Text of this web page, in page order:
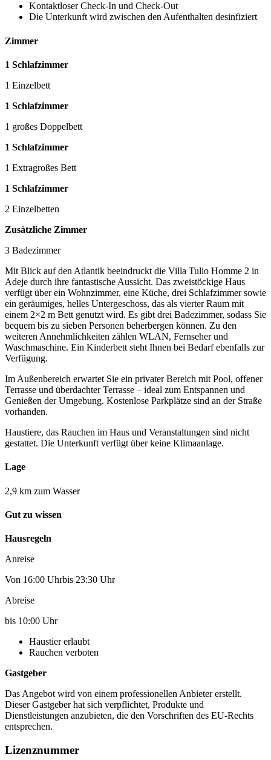
Kontaktloser Check-In und Check-Out
Die Unterkunft wird zwischen den Aufenthalten desinfiziert
Zimmer
1 Schlafzimmer
1 Einzelbett
1 Schlafzimmer
1 großes Doppelbett
1 Schlafzimmer
1 Extragroßes Bett
1 Schlafzimmer
2 Einzelbetten
Zusätzliche Zimmer
3 Badezimmer
Mit Blick auf den Atlantik beeindruckt die Villa Tulio Homme 2 in
Adeje durch ihre fantastische Aussicht. Das zweistöckige Haus
verfügt über ein Wohnzimmer, eine Küche, drei Schlafzimmer sowie
ein geräumiges, helles Untergeschoss, das als vierter Raum mit
einem 2×2 m Bett genutzt wird. Es gibt drei Badezimmer, sodass Sie
bequem bis zu sieben Personen beherbergen können. Zu den
weiteren Annehmlichkeiten zählen WLAN, Fernseher und
Waschmaschine. Ein Kinderbett steht Ihnen bei Bedarf ebenfalls zur
Verfügung.
Im Außenbereich erwartet Sie ein privater Bereich mit Pool, offener
Terrasse und überdachter Terrasse – ideal zum Entspannen und
Genießen der Umgebung. Kostenlose Parkplätze sind an der Straße
vorhanden.
Haustiere, das Rauchen im Haus und Veranstaltungen sind nicht
gestattet. Die Unterkunft verfügt über keine Klimaanlage.
Lage
2,9 km zum Wasser
Gut zu wissen
Hausregeln
Anreise
Von 16:00 Uhrbis 23:30 Uhr
Abreise
bis 10:00 Uhr
Haustier erlaubt
Rauchen verboten
Gastgeber
Das Angebot wird von einem professionellen Anbieter erstellt.
Dieser Gastgeber hat sich verpflichtet, Produkte und
Dienstleistungen anzubieten, die den Vorschriften des EU-Rechts
entsprechen.
Lizenznummer